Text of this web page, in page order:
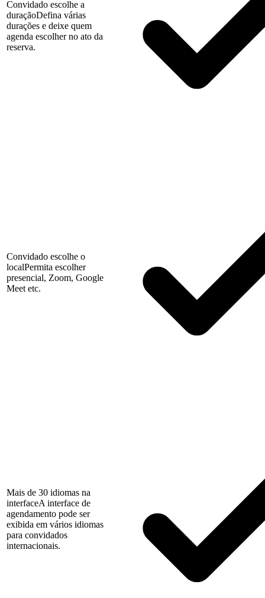
Convidado escolhe a
duraçãoDefina várias
durações e deixe quem
agenda escolher no ato da
reserva.
Convidado escolhe o
localPermita escolher
presencial, Zoom, Google
Meet etc.
Mais de 30 idiomas na
interfaceA interface de
agendamento pode ser
exibida em vários idiomas
para convidados
internacionais.